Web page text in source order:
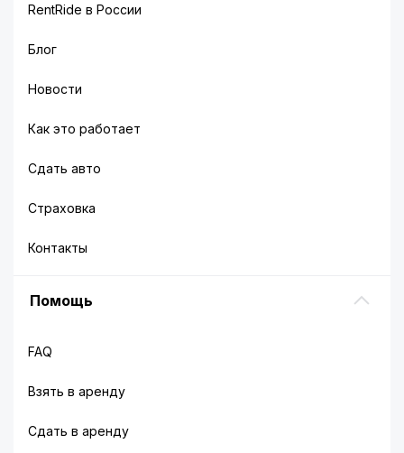
RentRide в России
Блог
Новости
Как это работает
Сдать авто
Страховка
Контакты
Помощь
FAQ
Взять в аренду
Сдать в аренду